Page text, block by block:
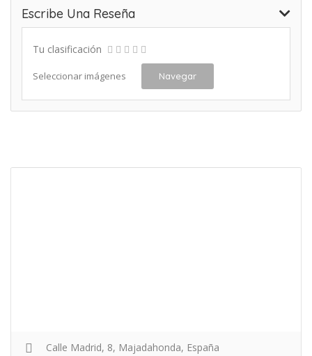
Escribe Una Reseña
Tu clasificación
Seleccionar imágenes Navegar
Calle Madrid, 8, Majadahonda, España